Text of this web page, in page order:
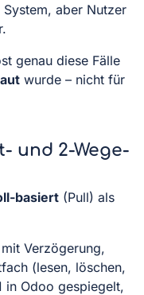
aber Nutzer
genau diese Fälle
wurde – nicht für
und 2-Wege-
basiert (Pull) als
Verzögerung,
(lesen, löschen,
in Odoo gespiegelt,